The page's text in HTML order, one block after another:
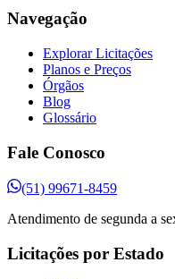
Navegação
Explorar Licitações
Planos e Preços
Órgãos
Blog
Glossário
Fale Conosco
(51) 99671-8459
Atendimento de segunda a
Licitações por Estado